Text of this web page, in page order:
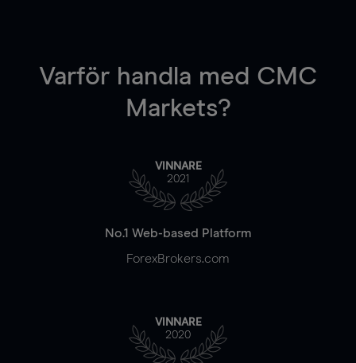
Varför handla med CMC
Markets?
VINNARE
2021
No.1 Web-based Platform
ForexBrokers.com
VINNARE
2020